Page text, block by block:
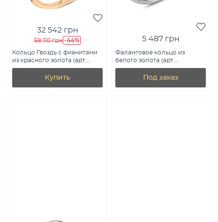
32 542 грн
58 110 грн -44%
Кольцо Гвоздь с фианитами
из красного золота (арт.
154300)
Купить
5 487 грн
Фаланговое кольцо из
белого золота (арт.
140825бф)
Под заказ